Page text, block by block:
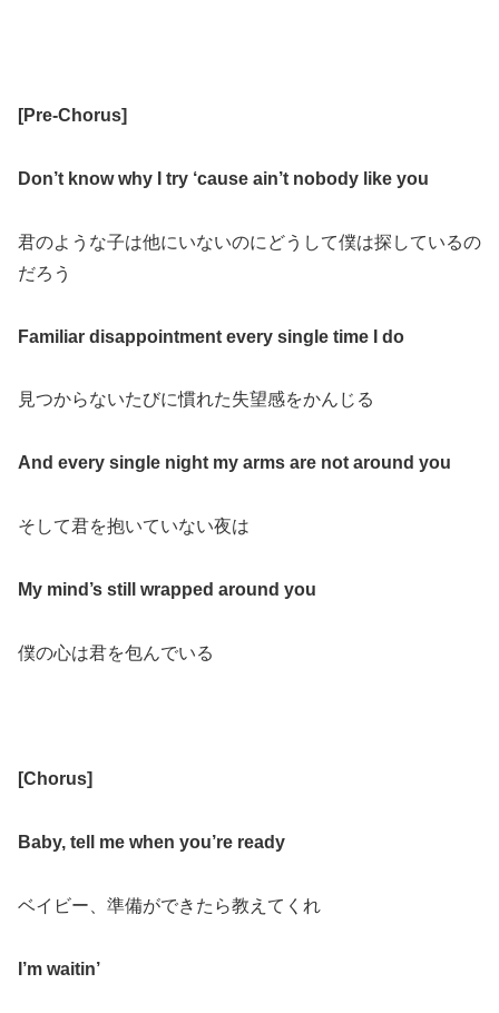
[Pre-Chorus]
Don’t know why I try ‘cause ain’t nobody like you
君のような子は他にいないのにどうして僕は探しているの
だろう
Familiar disappointment every single time I do
見つからないたびに慣れた失望感をかんじる
And every single night my arms are not around you
そして君を抱いていない夜は
My mind’s still wrapped around you
僕の心は君を包んでいる
[Chorus]
Baby, tell me when you’re ready
ベイビー、準備ができたら教えてくれ
I’m waitin’